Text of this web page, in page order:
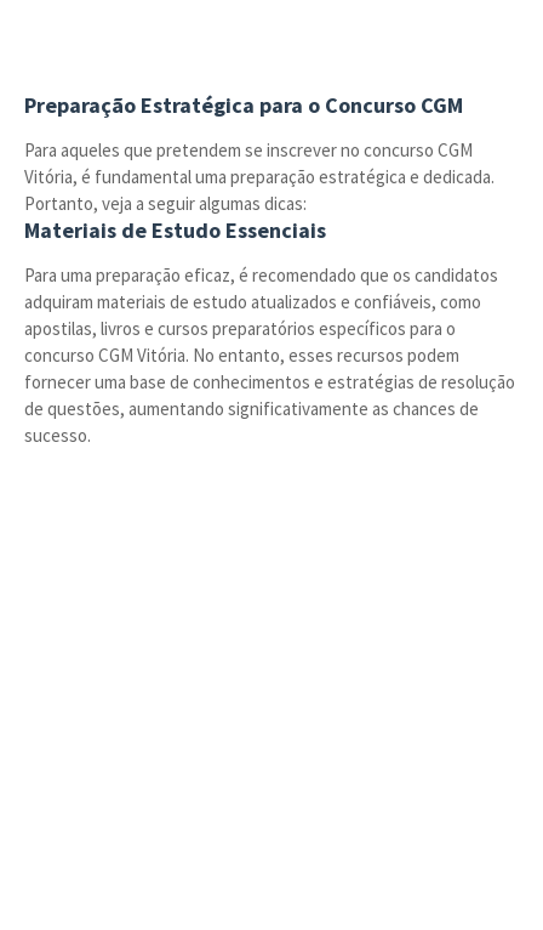
Preparação Estratégica para o Concurso CGM
Para aqueles que pretendem se inscrever no concurso CGM
Vitória, é fundamental uma preparação estratégica e dedicada.
Portanto, veja a seguir algumas dicas:
Materiais de Estudo Essenciais
Para uma preparação eficaz, é recomendado que os candidatos
adquiram materiais de estudo atualizados e confiáveis, como
apostilas, livros e cursos preparatórios específicos para o
concurso CGM Vitória. No entanto, esses recursos podem
fornecer uma base de conhecimentos e estratégias de resolução
de questões, aumentando significativamente as chances de
sucesso.